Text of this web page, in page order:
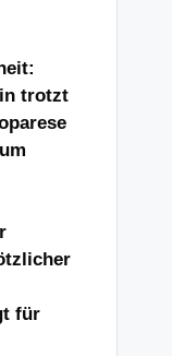
trotzt
für